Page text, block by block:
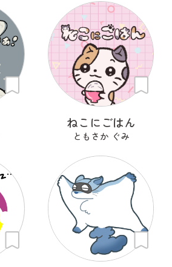
ねこにごはん
ともさか ぐみ